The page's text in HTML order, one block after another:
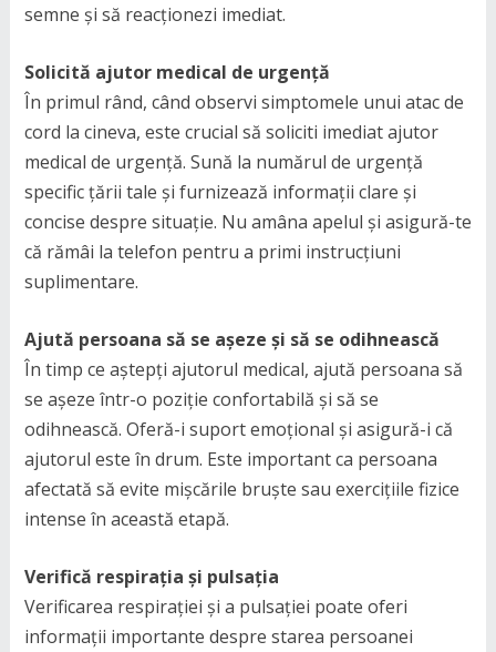
semne și să reacționezi imediat.
Solicită ajutor medical de urgență
În primul rând, când observi simptomele unui atac de
cord la cineva, este crucial să soliciti imediat ajutor
medical de urgență. Sună la numărul de urgență
specific țării tale și furnizează informații clare și
concise despre situație. Nu amâna apelul și asigură-te
că rămâi la telefon pentru a primi instrucțiuni
suplimentare.
Ajută persoana să se așeze și să se odihnească
În timp ce aștepți ajutorul medical, ajută persoana să
se așeze într-o poziție confortabilă și să se
odihnească. Oferă-i suport emoțional și asigură-i că
ajutorul este în drum. Este important ca persoana
afectată să evite mișcările bruște sau exercițiile fizice
intense în această etapă.
Verifică respirația și pulsația
Verificarea respirației și a pulsației poate oferi
informații importante despre starea persoanei